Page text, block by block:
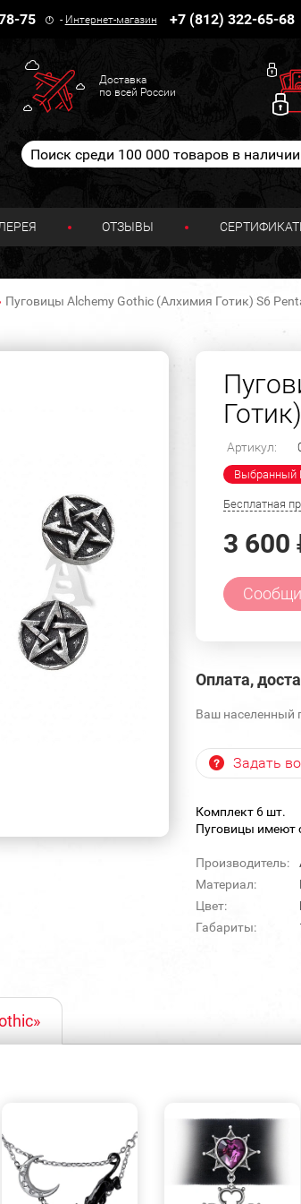
75 - Интернет-магазин +7 (812) 322-65-68
Доставка
по всей России
ОТЗЫВЫ
Пуговицы Alchemy Gothic (Алхимия Готик) S6
Артикул:
Выбранный
Бесплатная
3 600
Оплата,
Ваш населенный
Задать
Комплект 6 шт.
Пуговицы имеют
Производитель:
Материал:
Цвет:
Габариты: